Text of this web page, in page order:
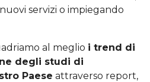
servizi o impiegando
al meglio i trend di
degli studi di
Paese attraverso report,